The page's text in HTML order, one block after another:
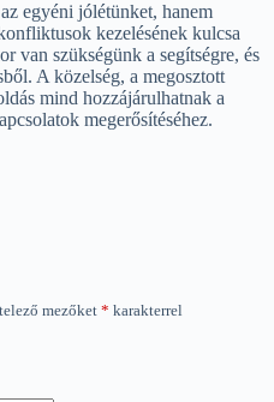
egyéni jólétünket, hanem
kezelésének kulcsa
van szükségünk a segítségre, és
A közelség, a megosztott
mind hozzájárulhatnak a
megerősítéséhez.
mezőket* karakterrel